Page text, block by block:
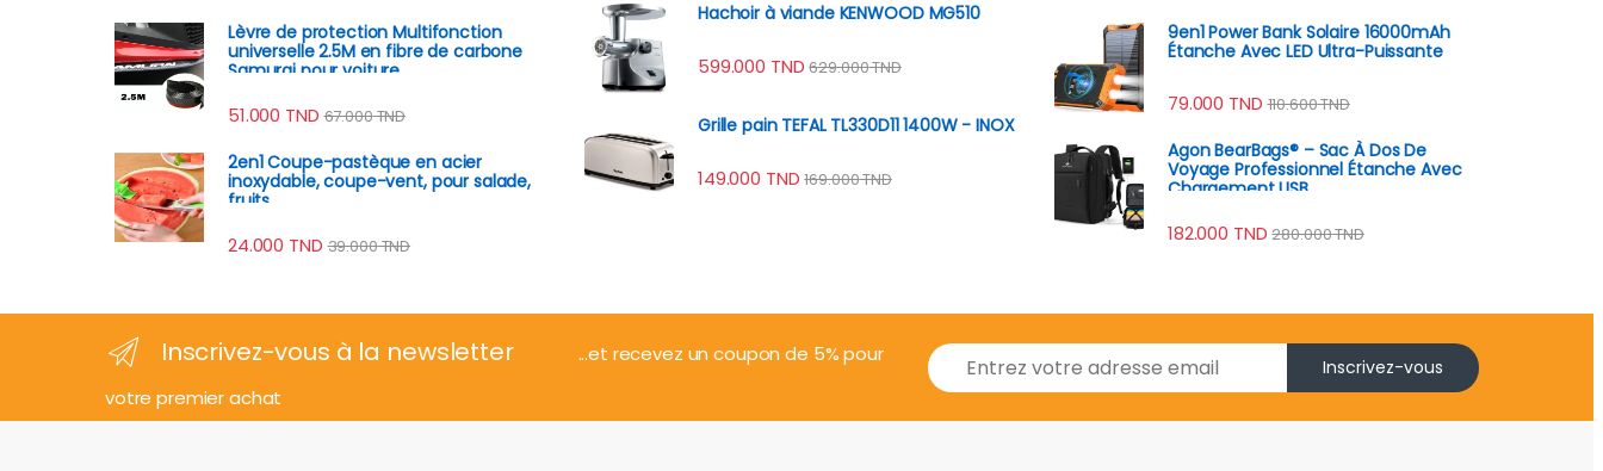
Lèvre de protection Multifonction
universelle 2.5M en fibre de carbone
Samurai pour voiture
51.000 TND 67.000TND
2en1 Coupe-pastèque en acier
inoxydable, coupe-vent, pour salade,
fruits
24.000 TND 39.000TND
Hachoir à viande KENWOOD MG510
599.000 TND 629.000TND
Grille pain TEFAL TL330D11 1400W - INOX
149.000 TND 169.000TND
9en1 Power Bank Solaire 16000mAh
Étanche Avec LED Ultra-Puissante
79.000 TND 110.600TND
Agon BearBags® – Sac À Dos De
Voyage Professionnel Étanche Avec
Chargement USB
182.000 TND 280.000TND
Inscrivez-vous à la newsletter
...et recevez un coupon de 5% pour
votre premier achat
E
m
i
Inscrivez-vous